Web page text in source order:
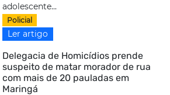
adolescente...
Policial
Ler artigo
Delegacia de Homicídios prende
suspeito de matar morador de rua
com mais de 20 pauladas em
Maringá